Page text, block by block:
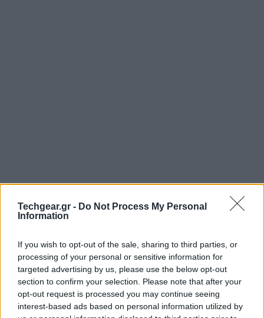
Techgear.gr - Do Not Process My Personal
Information
If you wish to opt-out of the sale, sharing to third parties, or
processing of your personal or sensitive information for
targeted advertising by us, please use the below opt-out
section to confirm your selection. Please note that after your
opt-out request is processed you may continue seeing
interest-based ads based on personal information utilized by
Η Ευρωπαϊκή Ένωση έχει λάβει πληροφορίες ότι
τηλεφωνίας έχουν προβεί σε μυστικές συναντήσεις
για το φιξάρισμα των τιμών, δηλαδή τον καθορισμό
των τιμών σε συγκεκριμένα επίπεδα για τον έλεγχο
της αγοράς.